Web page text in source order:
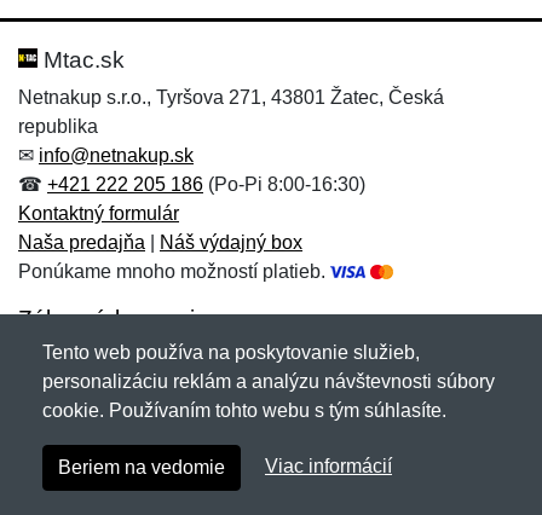
Hodnotenie:
Meno:*
E-mail:
Správa*
Meno:
E-mail:*
Správa*
Mtac.sk
Netnakup s.r.o., Tyršova 271, 43801 Žatec, Česká
republika
✉ info@netnakup.sk
☎ +421 222 205 186 (Po-Pi 8:00-16:30)
Kontaktný formulár
Naša predajňa
Náš výdajný box
Ponúkame mnoho možností platieb.
Zákaznícky servis
Novinky emailom
Copyright © 2007-2026 (19 rokov s vami)Netnakup.sk
NetIQ. Všetky práva vyhradené.
Tento web používa na poskytovanie služieb,
personalizáciu reklám a analýzu návštevnosti súbory
cookie. Používaním tohto webu s tým súhlasíte.
Beriem na vedomie Viac informácií